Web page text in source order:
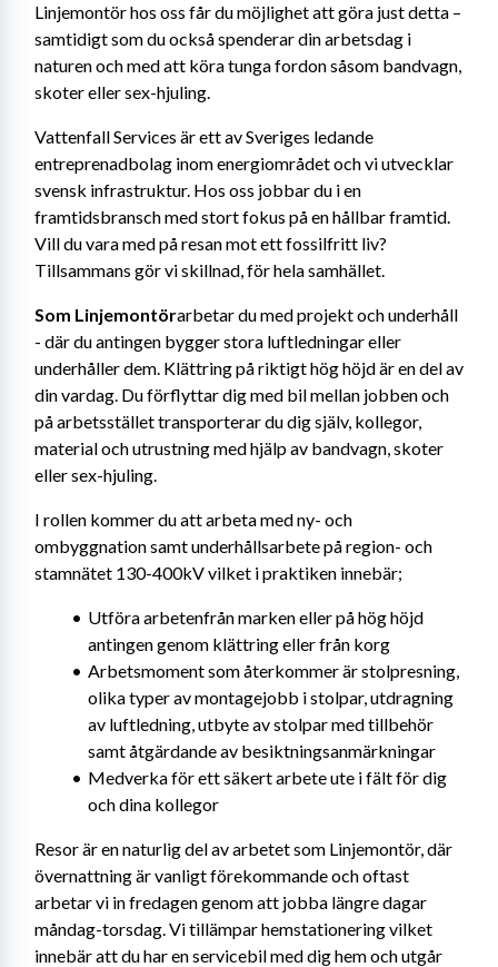
Linjemontör hos oss får du möjlighet att göra just detta –
samtidigt som du också spenderar din arbetsdag i
naturen och med att köra tunga fordon såsom bandvagn,
skoter eller sex-hjuling.
Vattenfall Services är ett av Sveriges ledande
entreprenadbolag inom energiområdet och vi utvecklar
svensk infrastruktur. Hos oss jobbar du i en
framtidsbransch med stort fokus på en hållbar framtid.
Vill du vara med på resan mot ett fossilfritt liv?
Tillsammans gör vi skillnad, för hela samhället.
Som Linjemontörarbetar du med projekt och underhåll
- där du antingen bygger stora luftledningar eller
underhåller dem. Klättring på riktigt hög höjd är en del av
din vardag. Du förflyttar dig med bil mellan jobben och
på arbetsstället transporterar du dig själv, kollegor,
material och utrustning med hjälp av bandvagn, skoter
eller sex-hjuling.
I rollen kommer du att arbeta med ny- och
ombyggnation samt underhållsarbete på region- och
stamnätet 130-400kV vilket i praktiken innebär;
Utföra arbetenfrån marken eller på hög höjd
antingen genom klättring eller från korg
Arbetsmoment som återkommer är stolpresning,
olika typer av montagejobb i stolpar, utdragning
av luftledning, utbyte av stolpar med tillbehör
samt åtgärdande av besiktningsanmärkningar
Medverka för ett säkert arbete ute i fält för dig
och dina kollegor
Resor är en naturlig del av arbetet som Linjemontör, där
övernattning är vanligt förekommande och oftast
arbetar vi in fredagen genom att jobba längre dagar
måndag-torsdag. Vi tillämpar hemstationering vilket
innebär att du har en servicebil med dig hem och utgår